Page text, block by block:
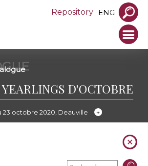
Repository ENG
D'OCTOBRE
23 octobre 2020, Deauville